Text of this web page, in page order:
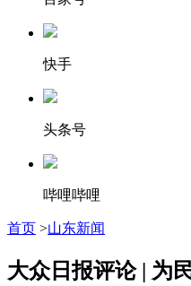
快手
头条号
哔哩哔哩
首页 >山东新闻
大众日报评论 |